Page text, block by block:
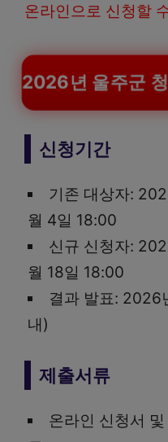
온라인으로 신청할
2026년 울주군
신청기간
기존 대상자:
월 4일 18:00
신규 신청자:
월 18일 18:00
결과 발표: 2026
내)
제출서류
온라인 신청서